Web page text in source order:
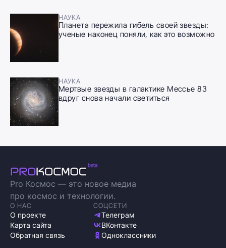
НАУКА
Планета пережила гибель своей звезды:
ученые наконец поняли, как это возможно
НАУКА
Мертвые звезды в галактике Мессье 83
вдруг снова начали светиться
Pro Космос — это новое медиа
про космос и технологии.
О НАС
О проекте
Карта сайта
Обратная связь
СОЦСЕТИ
Телеграм
ВКонтакте
Одноклассники